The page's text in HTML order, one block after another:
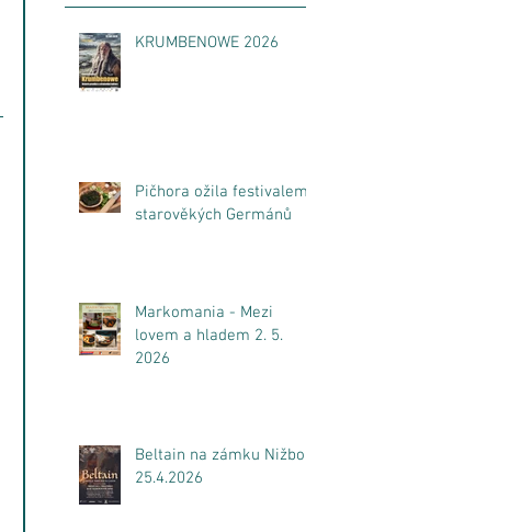
KRUMBENOWE 2026
Pičhora ožila festivalem
starověkých Germánů
Markomania - Mezi
lovem a hladem 2. 5.
2026
Beltain na zámku Nižbor
25.4.2026